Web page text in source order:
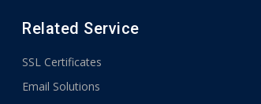
Related Service
SSL Certificates
Email Solutions